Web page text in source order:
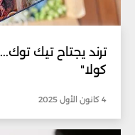
ترند يجتاح تيك
كولا"
4 كانون الأول 2025